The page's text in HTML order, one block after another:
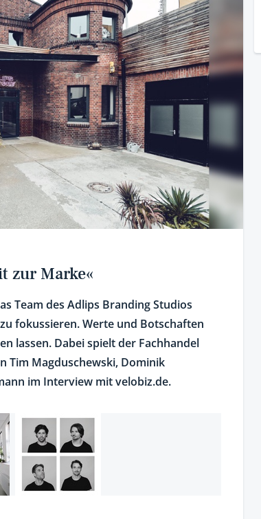
zur Marke«
Team des Adlips Branding Studios
fokussieren. Werte und Botschaften
lassen. Dabei spielt der Fachhandel
Tim Magduschewski, Dominik
im Interview mit velobiz.de.